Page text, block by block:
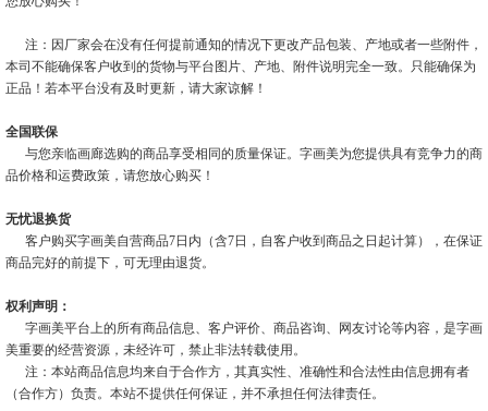
注：因厂家会在没有任何提前通知的情况下更改产品包装、产地或者一些附件，
本司不能确保客户收到的货物与平台图片、产地、附件说明完全一致。只能确保为
正品！若本平台没有及时更新，请大家谅解！
全国联保
与您亲临画廊选购的商品享受相同的质量保证。字画美为您提供具有竞争力的商
品价格和运费政策，请您放心购买！
无忧退换货
客户购买字画美自营商品7日内（含7日，自客户收到商品之日起计算），在保证
商品完好的前提下，可无理由退货。
权利声明：
字画美平台上的所有商品信息、客户评价、商品咨询、网友讨论等内容，是字画
美重要的经营资源，未经许可，禁止非法转载使用。
注：本站商品信息均来自于合作方，其真实性、准确性和合法性由信息拥有者
（合作方）负责。本站不提供任何保证，并不承担任何法律责任。